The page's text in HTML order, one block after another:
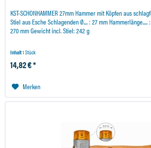
KST-SCHONHAMMER 27mm Hammer mit Köpfen aus
Stiel aus Esche Schlagenden Ø.... : 27 mm Hammerlänge.....
270 mm Gewicht incl. Stiel: 242 g
Inhalt1 Stück
14,82 € *
Merken